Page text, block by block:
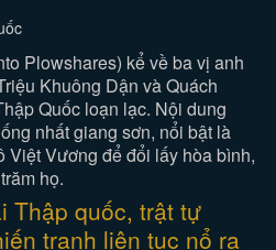
Plowshares) kể về ba vị anh
Khuông Dận và Quách
Quốc loạn lạc. Nội dung
nhất giang sơn, nổi bật là
Việt Vương để đổi lấy hòa bình,
họ.
Thập quốc, trật tự
tranh liên tục nổ ra